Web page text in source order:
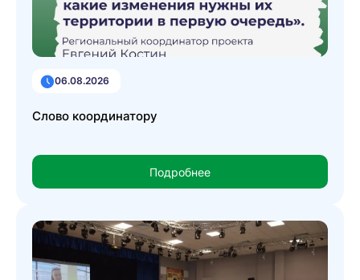
06.08.2026
Слово координатору
Подробнее